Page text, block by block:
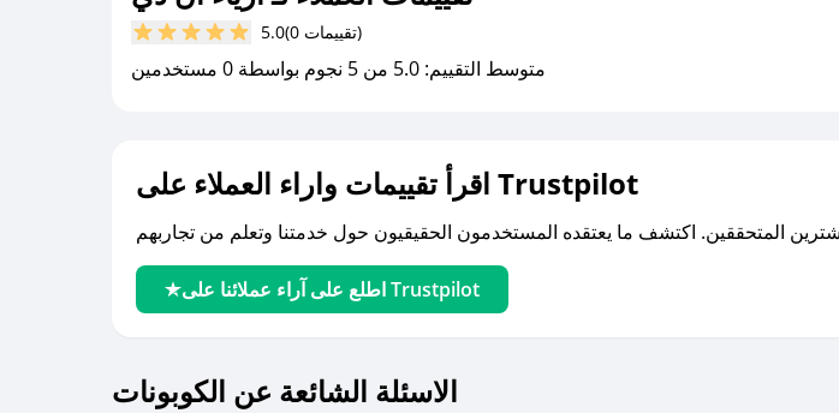
5.0 (0 تقييمات)
متوسط التقييم: 5.0 من 5 نجوم بواسطة 0 مستخدمين
اقرأ تقييمات واراء العملاء على Trustpilot
اطلع على آراء عملائنا على Trustpilot
الاسئلة الشائعة عن الكوبونات